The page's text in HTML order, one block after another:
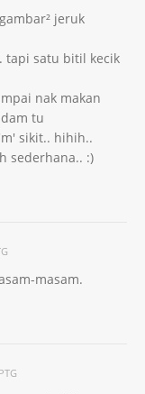
jeruk
tapi satu bitil kecik
nak makan
tu
sikit.. hihih..
sederhana.. :)
masam.